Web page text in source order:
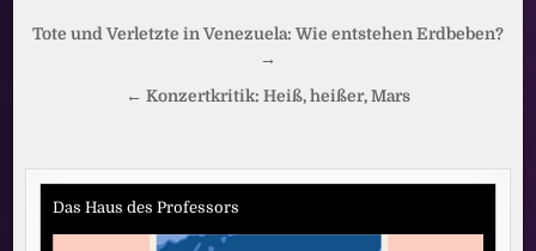
Beitragsnavigation
Tote und Verletzte in Venezuela: Wie entstehen Erdbeben?
→
← Konzertkritik: Heiß, heißer, Mars
Das Haus des Professors